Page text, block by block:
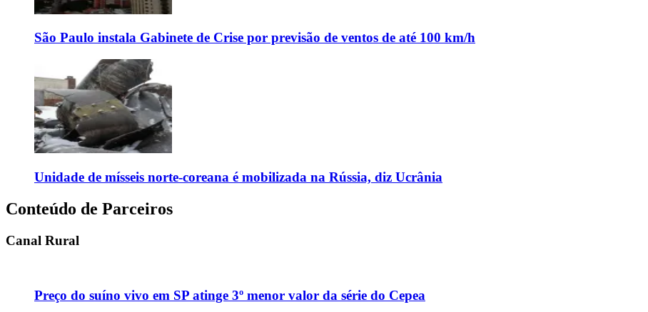
São Paulo instala Gabinete de Crise por previsão de ventos de até 100 km/h
Unidade de mísseis norte-coreana é mobilizada na Rússia, diz Ucrânia
Conteúdo de Parceiros
Canal Rural
Preço do suíno vivo em SP atinge 3º menor valor da série do Cepea